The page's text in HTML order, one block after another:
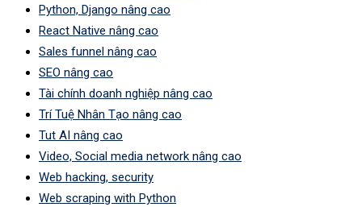
Python, Django nâng cao
React Native nâng cao
Sales funnel nâng cao
SEO nâng cao
Tài chính doanh nghiệp nâng cao
Trí Tuệ Nhân Tạo nâng cao
Tut AI nâng cao
Video, Social media network nâng cao
Web hacking, security
Web scraping with Python